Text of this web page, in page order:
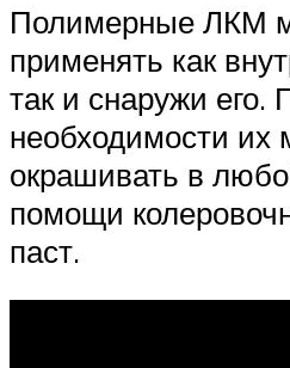
Полимерные ЛКМ
применять как
так и снаружи его.
необходимости их
окрашивать в
помощи
паст.